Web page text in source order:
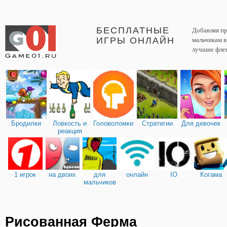
БЕСПЛАТНЫЕ
ИГРЫ ОНЛАЙН
Добавляя
мальчикам
лучшие
Бродилки
Ловкость и
реакция
Головоломки Стратегии Для девочек
1 игрок на двоих
для
мальчиков
онлайн IO Когама
Рисованная Ферма